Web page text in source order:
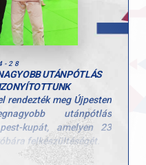
Lotti, Gábor Kolos,
Máté, Madarász
ot Ausztriában, de a
példaértékű munkájáért,
28
UTÁNPÓTLÁS
rendezték meg Újpesten
utánpótlás
kupát, amelyen 23
felkészültéségét.
magát az UTE